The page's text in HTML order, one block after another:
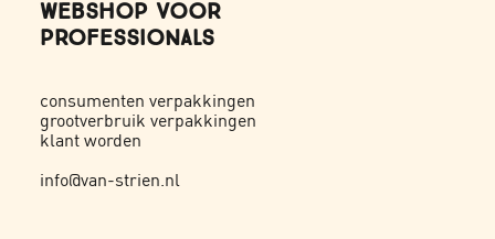
WEBSHOP VOOR
PROFESSIONALS
consumenten verpakkingen
grootverbruik verpakkingen
klant worden
info@van-strien.nl